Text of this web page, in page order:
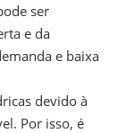
ser
e da
e baixa
devido à
Por isso, é